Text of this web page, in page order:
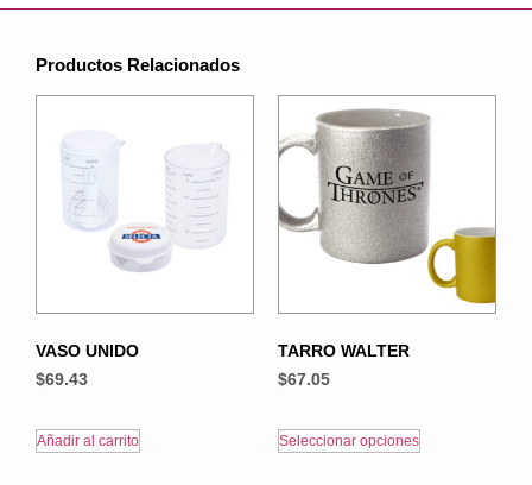
Productos Relacionados
VASO UNIDO
$69.43
Añadir al carrito
TARRO WALTER
$67.05
Seleccionar opciones